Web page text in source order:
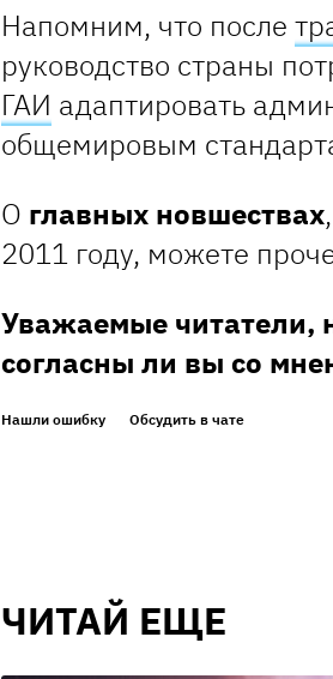
Напомним, что после
руководство страны
ГАИ адаптировать
общемировым
О главных новшествах
2011 году, можете
Уважаемые читатели,
согласны ли вы со
Нашли ошибку Обсудить в чате
ЧИТАЙ ЕЩЕ